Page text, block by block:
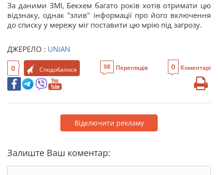
За даними ЗМІ, Бекхем багато років хотів отримати цю
відзнаку, однак "злив" інформації про його включення
до списку у мережу міг поставити цю мрію під загрозу.
ДЖЕРЕЛО : UNIAN
0 Сподобалося 98 Переглядів 0 Коментарі
Відключити рекламу
Залиште Ваш коментар: